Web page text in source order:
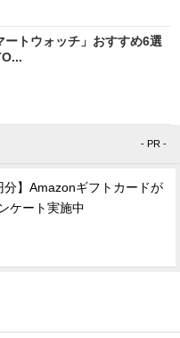
ートウォッチ」おすすめ6選
- PR -
分】Amazonギフトカードが
ケート実施中